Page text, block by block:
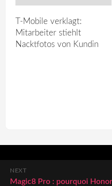
T-Mobile verklagt:
Mitarbeiter stiehlt
Nacktfotos von Kundin
NEXT